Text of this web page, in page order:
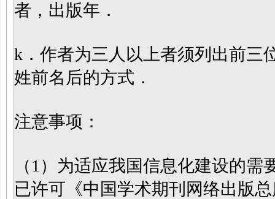
者，出版年．
k．作者为三人以上者须列出前三
姓前名后的方式．
注意事项：
（1） 为适应我国信息化建设的需
已许可《中国学术期刊网络出版